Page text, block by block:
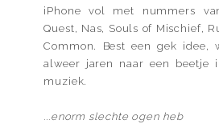
iPhone vol met nummers
Quest, Nas, Souls of Mischief,
Common. Best een gek idee,
alweer jaren naar een beetje
muziek.
...enorm slechte ogen heb